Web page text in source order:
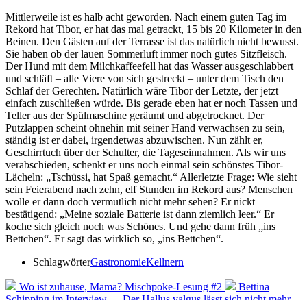
Mittlerweile ist es halb acht geworden. Nach einem guten Tag im
Rekord hat Tibor, er hat das mal getrackt, 15 bis 20 Kilometer in den
Beinen. Den Gästen auf der Terrasse ist das natürlich nicht bewusst.
Sie haben ob der lauen Sommerluft immer noch gutes Sitzfleisch.
Der Hund mit dem Milchkaffeefell hat das Wasser ausgeschlabbert
und schläft – alle Viere von sich gestreckt – unter dem Tisch den
Schlaf der Gerechten. Natürlich wäre Tibor der Letzte, der jetzt
einfach zuschließen würde. Bis gerade eben hat er noch Tassen und
Teller aus der Spülmaschine geräumt und abgetrocknet. Der
Putzlappen scheint ohnehin mit seiner Hand verwachsen zu sein,
ständig ist er dabei, irgendetwas abzuwischen. Nun zählt er,
Geschirrtuch über der Schulter, die Tageseinnahmen. Als wir uns
verabschieden, schenkt er uns noch einmal sein schönstes Tibor-
Lächeln: „Tschüssi, hat Spaß gemacht.“ Allerletzte Frage: Wie sieht
sein Feierabend nach zehn, elf Stunden im Rekord aus? Menschen
wolle er dann doch vermutlich nicht mehr sehen? Er nickt
bestätigend: „Meine soziale Batterie ist dann ziemlich leer.“ Er
koche sich gleich noch was Schönes. Und gehe dann früh „ins
Bettchen“. Er sagt das wirklich so, „ins Bettchen“.
SchlagwörterGastronomieKellnern
Wo ist zuhause, Mama? Mischpoke-Lesung #2
Bettina